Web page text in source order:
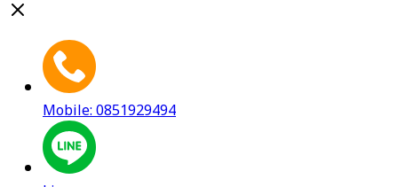
Mobile: 0851929494